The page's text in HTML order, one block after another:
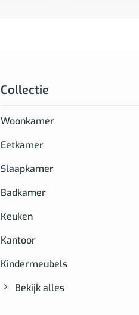
Collectie
Woonkamer
Eetkamer
Slaapkamer
Badkamer
Keuken
Kantoor
Kindermeubels
Bekijk alles